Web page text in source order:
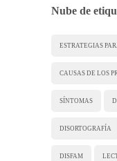
Nube de
ESTRATEGIAS
CAUSAS DE LOS
SÍNTOMAS
DISORTOGRAFÍA
DISFAM